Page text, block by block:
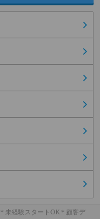
未経験スタートOK＊顧客デ